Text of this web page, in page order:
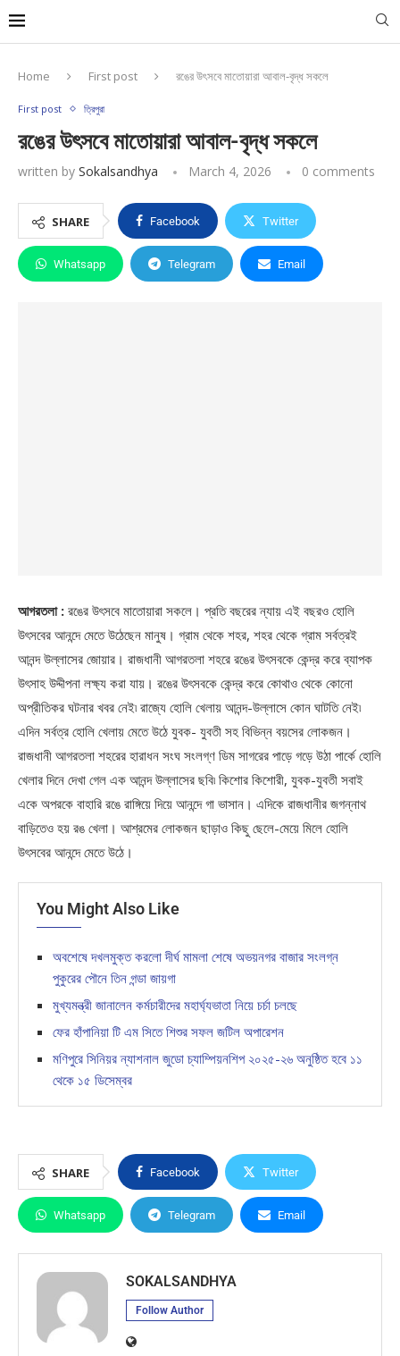
Home First post রঙের উৎসবে মাতোয়ারা আবাল-বৃদ্ধ সকলে
First post ত্রিপুরা
রঙের উৎসবে মাতোয়ারা আবাল-বৃদ্ধ সকলে
written by Sokalsandhya March 4, 2026 0 comments
SHARE Facebook Twitter
Whatsapp Telegram Email
আগরতলা : রঙের উৎসবে মাতোয়ারা সকলে। প্রতি বছরের ন্যায় এই বছরও হোলি
উৎসবের আনন্দে মেতে উঠেছেন মানুষ। গ্রাম থেকে শহর, শহর থেকে গ্রাম সর্বত্রই
আনন্দ উল্লাসের জোয়ার। রাজধানী আগরতলা শহরে রঙের উৎসবকে কেন্দ্র করে ব্যাপক
উৎসাহ উদ্দীপনা লক্ষ্য করা যায়। রঙের উৎসবকে কেন্দ্র করে কোথাও থেকে কোনো
অপ্রীতিকর ঘটনার খবর নেই৷ রাজ্যে হোলি খেলায় আনন্দ-উল্লাসে কোন ঘাটতি নেই৷
এদিন সর্বত্র হোলি খেলায় মেতে উঠে যুবক- যুবতী সহ বিভিন্ন বয়সের লোকজন।
রাজধানী আগরতলা শহরের হারাধন সংঘ সংলগ্ণ ডিম সাগরের পাড়ে গড়ে উঠা পার্কে হোলি
খেলার দিনে দেখা গেল এক আনন্দ উল্লাসের ছবি৷ কিশোর কিশোরী, যুবক-যুবতী সবাই
একে অপরকে বাহারি রঙে রাঙ্গিয়ে দিয়ে আনন্দে গা ভাসান। এদিকে রাজধানীর জগন্নাথ
বাড়িতেও হয় রঙ খেলা। আশ্রমের লোকজন ছাড়াও কিছু ছেলে-মেয়ে মিলে হোলি
উৎসবের আনন্দে মেতে উঠে।
You Might Also Like
অবশেষে দখলমুক্ত করলো দীর্ঘ মামলা শেষে অভয়নগর বাজার সংলগ্ন
পুকুরের পৌনে তিন গন্ডা জায়গা
মুখ্যমন্ত্রী জানালেন কর্মচারীদের মহার্ঘ্যভাতা নিয়ে চর্চা চলছে
ফের হাঁপানিয়া টি এম সিতে শিশুর সফল জটিল অপারেশন
মণিপুরে সিনিয়র ন্যাশনাল জুডো চ্যাম্পিয়নশিপ ২০২৫-২৬ অনুষ্ঠিত হবে ১১
থেকে ১৫ ডিসেম্বর
SHARE Facebook Twitter
Whatsapp Telegram Email
SOKALSANDHYA
Follow Author